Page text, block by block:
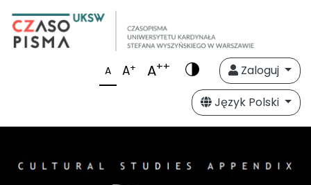
A A+ A++
Zaloguj
Język Polski